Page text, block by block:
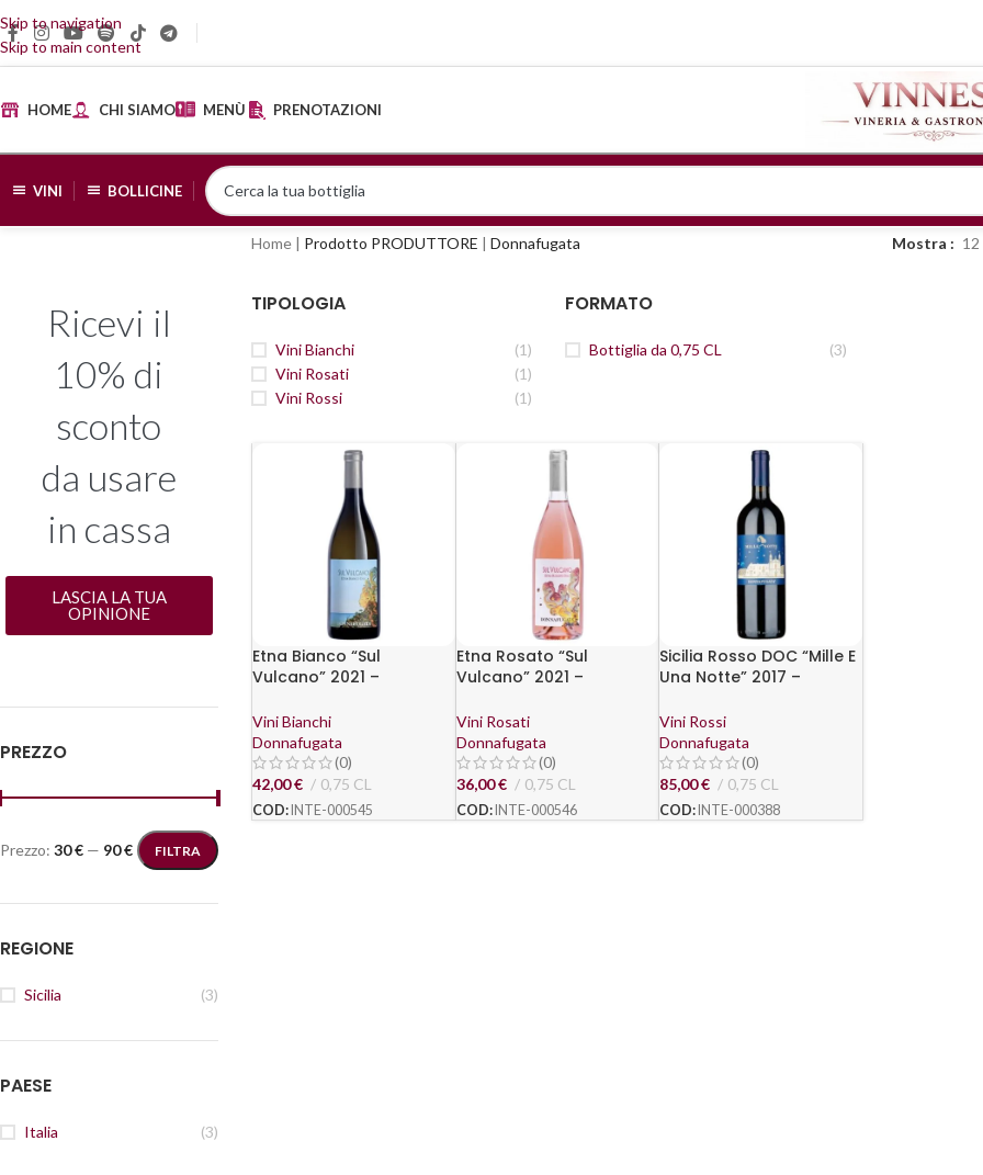
Skip to navigation
Skip to main content
HOME CHI SIAMO MENÙ PRENOTAZIONI
VINI BOLLICINE
Ricevi il
10% di
sconto
da usare
in cassa
LASCIA LA TUA
OPINIONE
PREZZO
FILTRA
Prezzo: 30 € — 90 €
REGIONE
Sicilia (3)
PAESE
Italia (3)
Home | Prodotto PRODUTTORE | Donnafugata Mostra 12
TIPOLOGIA
Vini Bianchi
(1)
Vini Rosati
(1)
Vini Rossi
(1)
FORMATO
Bottiglia da 0,75 CL (3)
Etna Bianco “Sul
Vulcano” 2021 –
Vini Bianchi
Donnafugata
(0)
42,00€ 0,75 CL
COD: INTE-000545
Etna Rosato “Sul
Vulcano” 2021 –
Vini Rosati
Donnafugata
(0)
36,00€ 0,75 CL
COD: INTE-000546
Sicilia Rosso DOC “Mille E
Una Notte” 2017 –
Vini Rossi
Donnafugata
(0)
85,00€ 0,75 CL
COD: INTE-000388